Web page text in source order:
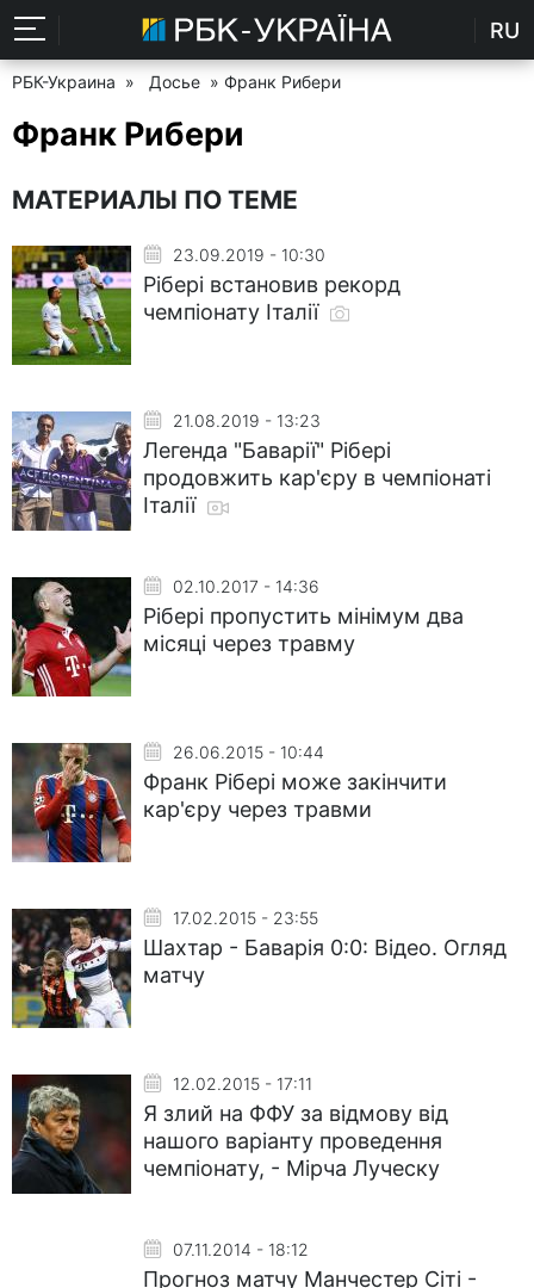
RU
РБК-Украина » Досье » Франк Рибери
Франк Рибери
МАТЕРИАЛЫ ПО ТЕМЕ
23.09.2019 - 10:30
Рібері встановив рекорд
чемпіонату Італії
21.08.2019 - 13:23
Легенда "Баварії" Рібері
продовжить кар'єру в чемпіонаті
Італії
02.10.2017 - 14:36
Рібері пропустить мінімум два
місяці через травму
26.06.2015 - 10:44
Франк Рібері може закінчити
кар'єру через травми
17.02.2015 - 23:55
Шахтар - Баварія 0:0: Відео. Огляд
матчу
12.02.2015 - 17:11
Я злий на ФФУ за відмову від
нашого варіанту проведення
чемпіонату, - Мірча Луческу
07.11.2014 - 18:12
Прогноз матчу Манчестер Сіті -